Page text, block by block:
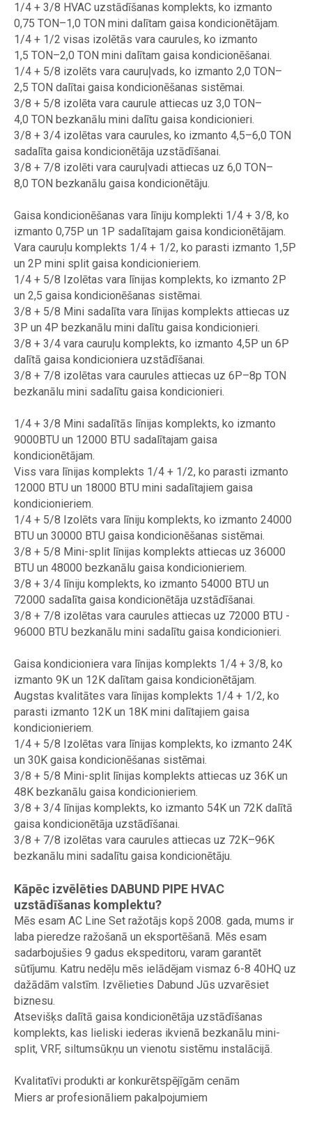
1/4 + 3/8 HVAC uzstādīšanas komplekts, ko izmanto
0,75 TON–1,0 TON mini dalītam gaisa kondicionētājam.
1/4 + 1/2 visas izolētās vara caurules, ko izmanto
1,5 TON–2,0 TON mini dalītam gaisa kondicionēšanai.
1/4 + 5/8 izolēts vara cauruļvads, ko izmanto 2,0 TON–
2,5 TON dalītai gaisa kondicionēšanas sistēmai.
3/8 + 5/8 izolēta vara caurule attiecas uz 3,0 TON–
4,0 TON bezkanālu mini dalītu gaisa kondicionieri.
3/8 + 3/4 izolētas vara caurules, ko izmanto 4,5–6,0 TON
sadalīta gaisa kondicionētāja uzstādīšanai.
3/8 + 7/8 izolēti vara cauruļvadi attiecas uz 6,0 TON–
8,0 TON bezkanālu gaisa kondicionētāju.
Gaisa kondicionēšanas vara līniju komplekti 1/4 + 3/8, ko
izmanto 0,75P un 1P sadalītajam gaisa kondicionētājam.
Vara cauruļu komplekts 1/4 + 1/2, ko parasti izmanto 1,5P
un 2P mini split gaisa kondicionieriem.
1/4 + 5/8 Izolētas vara līnijas komplekts, ko izmanto 2P
un 2,5 gaisa kondicionēšanas sistēmai.
3/8 + 5/8 Mini sadalīta vara līnijas komplekts attiecas uz
3P un 4P bezkanālu mini dalītu gaisa kondicionieri.
3/8 + 3/4 vara cauruļu komplekts, ko izmanto 4,5P un 6P
dalītā gaisa kondicioniera uzstādīšanai.
3/8 + 7/8 izolētas vara caurules attiecas uz 6P–8p TON
bezkanālu mini sadalītu gaisa kondicionieri.
1/4 + 3/8 Mini sadalītās līnijas komplekts, ko izmanto
9000BTU un 12000 BTU sadalītajam gaisa
kondicionētājam.
Viss vara līnijas komplekts 1/4 + 1/2, ko parasti izmanto
12000 BTU un 18000 BTU mini sadalītajiem gaisa
kondicionieriem.
1/4 + 5/8 Izolēts vara līniju komplekts, ko izmanto 24000
BTU un 30000 BTU gaisa kondicionēšanas sistēmai.
3/8 + 5/8 Mini-split līnijas komplekts attiecas uz 36000
BTU un 48000 bezkanālu gaisa kondicionieriem.
3/8 + 3/4 līniju komplekts, ko izmanto 54000 BTU un
72000 sadalīta gaisa kondicionētāja uzstādīšanai.
3/8 + 7/8 izolētas vara caurules attiecas uz 72000 BTU -
96000 BTU bezkanālu mini sadalītu gaisa kondicionieri.
Gaisa kondicioniera vara līnijas komplekts 1/4 + 3/8, ko
izmanto 9K un 12K dalītam gaisa kondicionētājam.
Augstas kvalitātes vara līnijas komplekts 1/4 + 1/2, ko
parasti izmanto 12K un 18K mini dalītajiem gaisa
kondicionieriem.
1/4 + 5/8 Izolētas vara līnijas komplekts, ko izmanto 24K
un 30K gaisa kondicionēšanas sistēmai.
3/8 + 5/8 Mini-split līnijas komplekts attiecas uz 36K un
48K bezkanālu gaisa kondicionieriem.
3/8 + 3/4 līnijas komplekts, ko izmanto 54K un 72K dalītā
gaisa kondicionētāja uzstādīšanai.
3/8 + 7/8 izolētas vara caurules attiecas uz 72K–96K
bezkanālu mini sadalītu gaisa kondicionētāju.
Kāpēc izvēlēties DABUND PIPE HVAC
uzstādīšanas komplektu?
Mēs esam AC Line Set ražotājs kopš 2008. gada, mums ir
laba pieredze ražošanā un eksportēšanā. Mēs esam
sadarbojušies 9 gadus ekspeditoru, varam garantēt
sūtījumu. Katru nedēļu mēs ielādējam vismaz 6-8 40HQ uz
dažādām valstīm. Izvēlieties Dabund Jūs uzvarēsiet
biznesu.
Atsevišķs dalītā gaisa kondicionētāja uzstādīšanas
komplekts, kas lieliski iederas ikvienā bezkanālu mini-
split, VRF, siltumsūkņu un vienotu sistēmu instalācijā.
Kvalitatīvi produkti ar konkurētspējīgām cenām
Miers ar profesionāliem pakalpojumiem